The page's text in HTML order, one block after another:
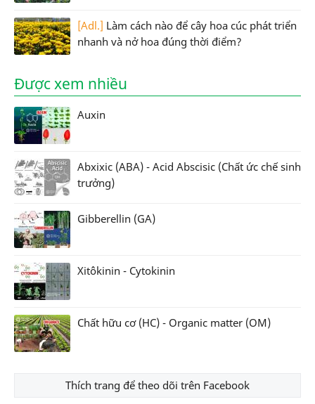
[Adl.] Làm cách nào để cây hoa cúc phát triển
nhanh và nở hoa đúng thời điểm?
Được xem nhiều
Auxin
Abxixic (ABA) - Acid Abscisic (Chất ức chế sinh
trưởng)
Gibberellin (GA)
Xitôkinin - Cytokinin
Chất hữu cơ (HC) - Organic matter (OM)
Thích trang để theo dõi trên Facebook